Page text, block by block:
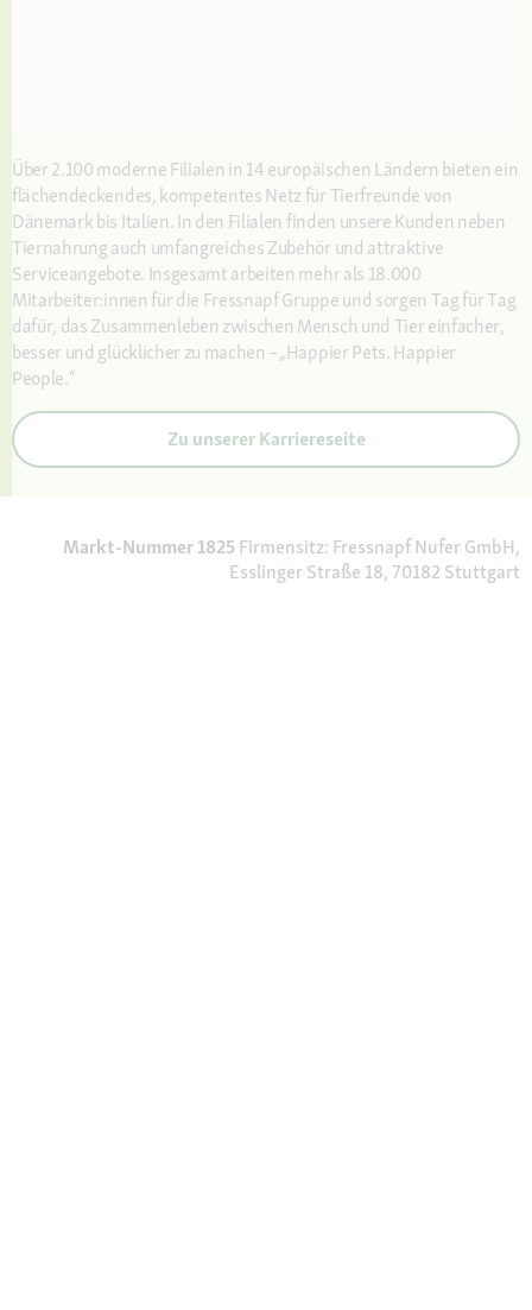
Über 2.100 moderne Filialen in 14 europäischen Ländern bieten ein
flächendeckendes, kompetentes Netz für Tierfreunde von
Dänemark bis Italien. In den Filialen finden unsere Kunden neben
Tiernahrung auch umfangreiches Zubehör und attraktive
Serviceangebote. Insgesamt arbeiten mehr als 18.000
Mitarbeiter:innen für die Fressnapf Gruppe und sorgen Tag für Tag
dafür, das Zusammenleben zwischen Mensch und Tier einfacher,
besser und glücklicher zu machen –„Happier Pets. Happier
People.“
Zu unserer Karriereseite
Markt-Nummer 1825 Firmensitz: Fressnapf Nufer GmbH,
Esslinger Straße 18, 70182 Stuttgart